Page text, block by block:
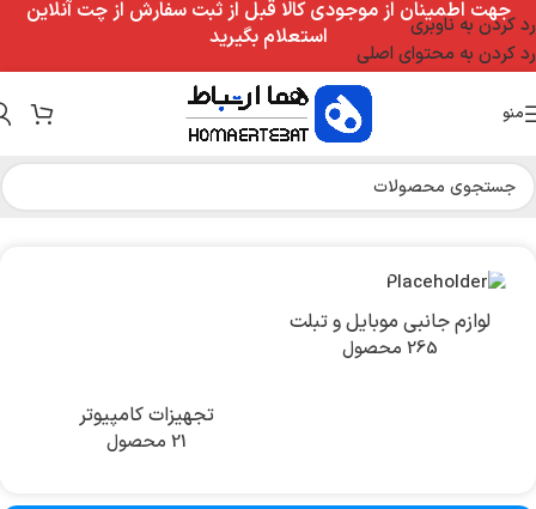
رد کردن به ناوبری
رد کردن به محتوای اصلی
جهت اطمینان از موجودی کالا قبل از ثبت سفارش از چت آنلاین
استعلام بگیرید
منو
خانه/تجهیزات امنیتی/سنسور نشت آب هوشمند
لوازم جانبی موبایل و تبلت
265 محصول
تجهیزات کامپیوتر
21 محصول